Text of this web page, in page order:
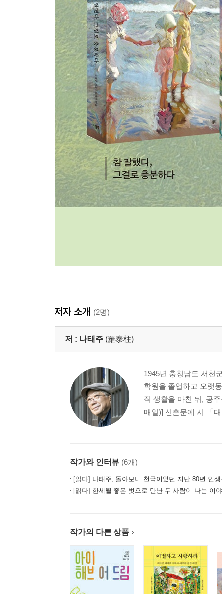
저자 소개 (2명)
저 : 나태주 (羅泰柱)
1945년 충청남도 서천
학원을 졸업하고 오랫
직 생활을 마친 뒤, 공
매일)] 신춘문예 시 「
작가와 인터뷰 (6개)
[읽다] 나태주, 돌아보니 천국이었던 지난 80년 인
[읽다] 한세월 좋은 벗으로 만난 두 사람이 나눈 이
작가의 다른 상품